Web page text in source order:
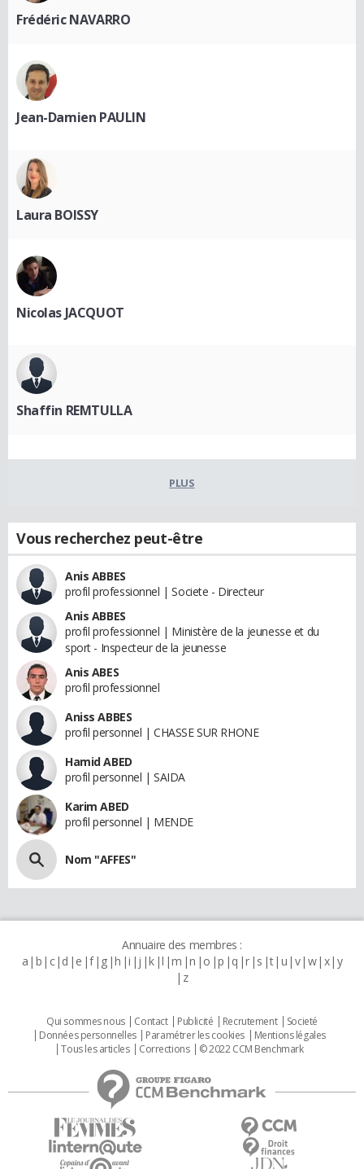
Frédéric NAVARRO
Jean-Damien PAULIN
Laura BOISSY
Nicolas JACQUOT
Shaffin REMTULLA
PLUS
Vous recherchez peut-être
Anis ABBES
profil professionnel | Societe - Directeur
Anis ABBES
profil professionnel | Ministère de la jeunesse et du
sport - Inspecteur de la jeunesse
Anis ABES
profil professionnel
Aniss ABBES
profil personnel | CHASSE SUR RHONE
Hamid ABED
profil personnel | SAIDA
Karim ABED
profil personnel | MENDE
Nom "AFFES"
Annuaire des membres :
a b c d e f g h i j k l m n o p q r s t u v w x y
z
Qui sommes nous Contact Publicité Recrutement
Societé
Données personnelles
Paramétrer les cookies
Mentions légales
Tous les articles
Corrections © 2022 CCM Benchmark